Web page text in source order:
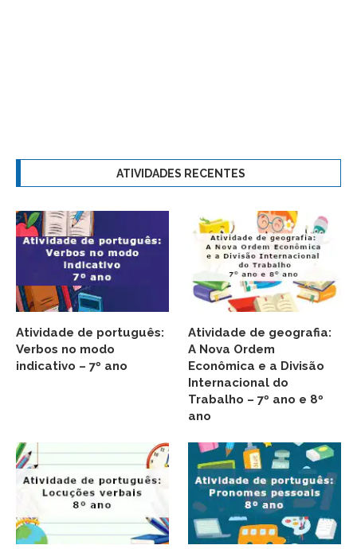
ATIVIDADES RECENTES
Atividade de português:
Verbos no modo
indicativo – 7º ano
Atividade de geografia:
A Nova Ordem
Econômica e a Divisão
Internacional do
Trabalho – 7º ano e 8º
ano